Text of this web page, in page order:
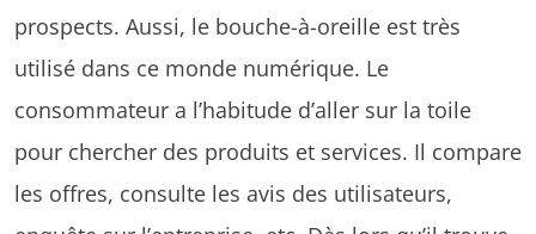
prospects. Aussi, le bouche-à-oreille est très
utilisé dans ce monde numérique. Le
consommateur a l’habitude d’aller sur la toile
pour chercher des produits et services. Il compare
les offres, consulte les avis des utilisateurs,